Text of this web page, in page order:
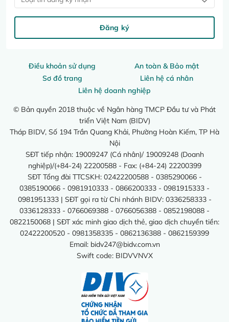
Điều khoản sử dụng
An toàn & Bảo mật
Sơ đồ trang
Liên hệ cá nhân
Liên hệ doanh nghiệp
© Bản quyền 2018 thuộc về Ngân hàng TMCP Đầu tư và Phát
triển Việt Nam (BIDV)
Tháp BIDV, Số 194 Trần Quang Khải, Phường Hoàn Kiếm, TP Hà
Nội
SĐT tiếp nhận: 19009247 (Cá nhân)/ 19009248 (Doanh
nghiệp)/(+84-24) 22200588 - Fax: (+84-24) 22200399
SĐT Tổng đài TTCSKH: 02422200588 - 0385290066 -
0385190066 - 0981910333 - 0866200333 - 0981915333 -
0981951333 | SĐT gọi ra từ Chi nhánh BIDV: 0336258333 -
0336128333 - 0766069388 - 0766056388 - 0852198088 -
0822150068 | SĐT xác minh giao dịch thẻ, giao dịch chuyển tiền:
02422200520 - 0981358335 - 0862136388 - 0862159399
Email: bidv247@bidv.com.vn
Swift code: BIDVVNVX
Đăng ký